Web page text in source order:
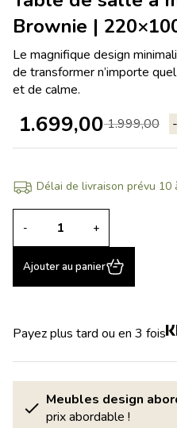
Brownie |
Le magnifique design
de transformer n’importe
et de calme.
1.999,00
1.699,00
Délai de livraison prévu 10
- +
Ajouter au panier
Payez plus tard ou en 3 fois
Meubles design
prix abordable !